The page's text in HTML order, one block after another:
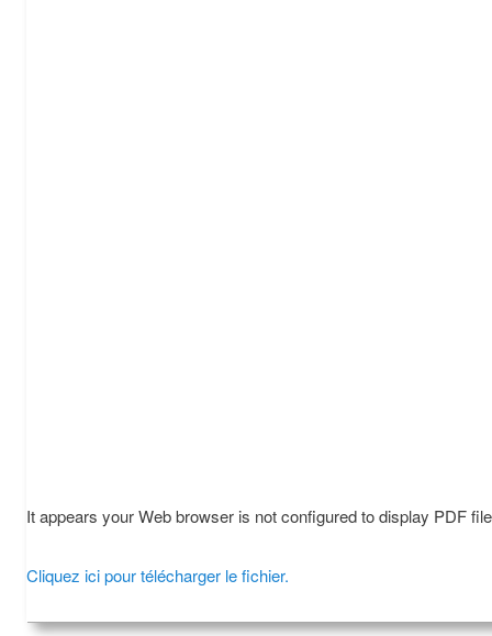
It appears your Web browser is not configured to display PDF
Cliquez ici pour télécharger le fichier.